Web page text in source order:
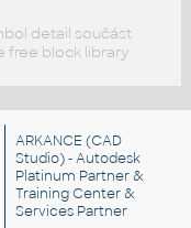
detail součást
free block library
ARKANCE (CAD
Studio) - Autodesk
Platinum Partner &
Training Center &
Services Partner